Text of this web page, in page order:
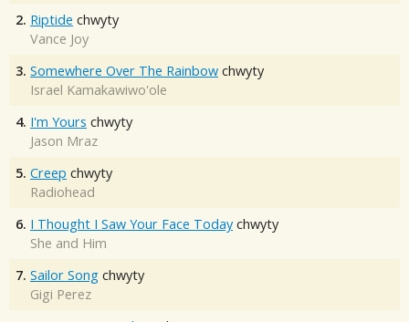
2. Riptide chwyty
Vance Joy
3. Somewhere Over The Rainbow chwyty
Israel Kamakawiwo'ole
4. I'm Yours chwyty
Jason Mraz
5. Creep chwyty
Radiohead
6. I Thought I Saw Your Face Today chwyty
She and Him
7. Sailor Song chwyty
Gigi Perez